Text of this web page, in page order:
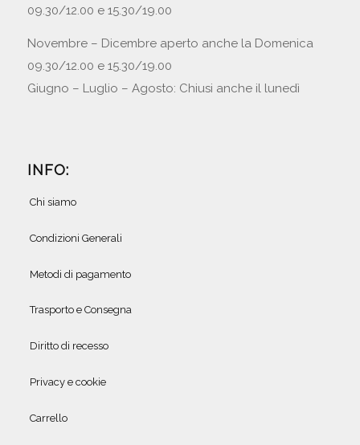
09.30/12.00 e 15.30/19.00
Novembre – Dicembre aperto anche la Domenica
09.30/12.00 e 15.30/19.00
Giugno – Luglio – Agosto: Chiusi anche il lunedì
INFO:
Chi siamo
Condizioni Generali
Metodi di pagamento
Trasporto e Consegna
Diritto di recesso
Privacy e cookie
Carrello